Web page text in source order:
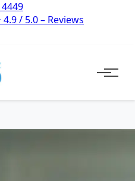
4.9 / 5.0 – Reviews